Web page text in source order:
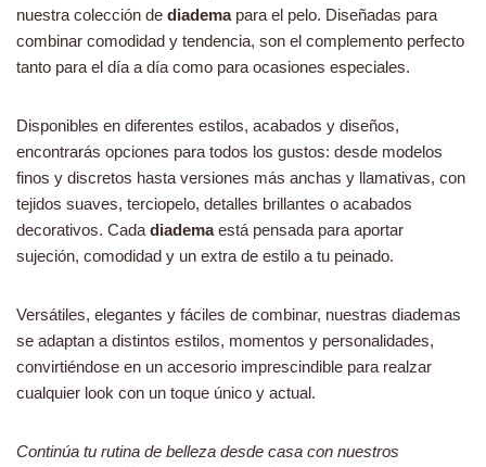
nuestra colección de diademapara el pelo. Diseñadas para
combinar comodidad y tendencia, son el complemento perfecto
tanto para el día a día como para ocasiones especiales.
Disponibles en diferentes estilos, acabados y diseños,
encontrarás opciones para todos los gustos: desde modelos
finos y discretos hasta versiones más anchas y llamativas, con
tejidos suaves, terciopelo, detalles brillantes o acabados
decorativos. Cada diademaestá pensada para aportar
sujeción, comodidad y un extra de estilo a tu peinado.
Versátiles, elegantes y fáciles de combinar, nuestras diademas
se adaptan a distintos estilos, momentos y personalidades,
convirtiéndose en un accesorio imprescindible para realzar
cualquier look con un toque único y actual.
Continúa tu rutina de belleza desde casa con nuestros